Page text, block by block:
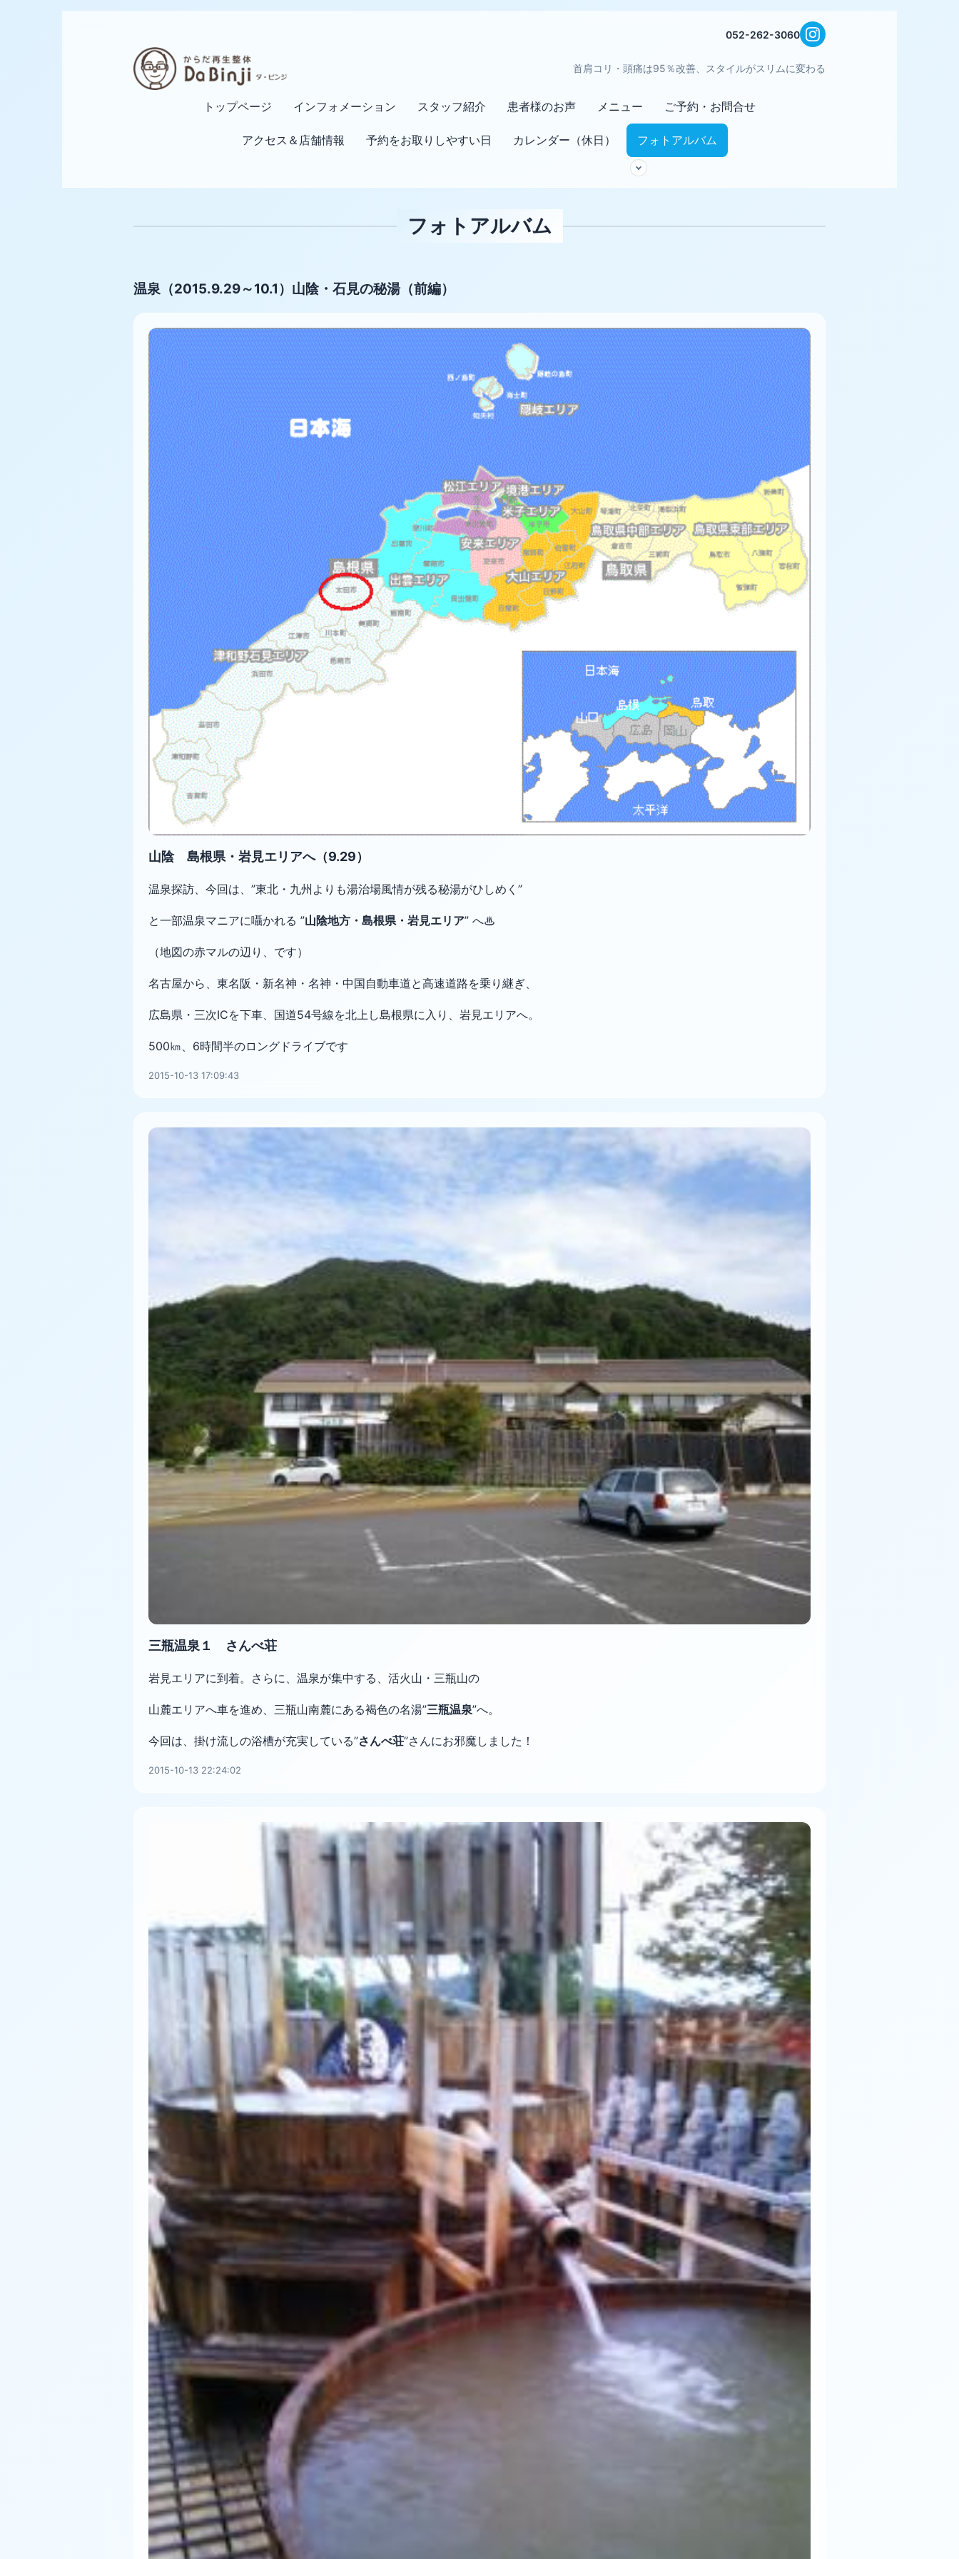
052-262-3060
首肩コリ・頭痛は95％改善、スタイルがスリムに変わる
トップページ インフォメーション スタッフ紹介 患者様のお声 メニュー ご予約・お問合せ
アクセス＆店舗情報 予約をお取りしやすい日 カレンダー（休日） フォトアルバム
フォトアルバム
温泉（2015.9.29～10.1）山陰・石見の秘湯（前編）
山陰 島根県・岩見エリアへ（9.29）
温泉探訪、今回は、”東北・九州よりも湯治場風情が残る秘湯がひしめく”
と一部温泉マニアに囁かれる ”山陰地方・島根県・岩見エリア” へ♨
（地図の赤マルの辺り、です）
名古屋から、東名阪・新名神・名神・中国自動車道と高速道路を乗り継ぎ、
広島県・三次ICを下車、 国道54号線を北上し島根県に入り、岩見エリアへ。
500㎞、6時間半のロングドライブです
2015-10-13 17:09:43
三瓶温泉１ さんべ荘
岩見エリアに到着。さらに、温泉が集中する、活火山・三瓶山の
山麓エリアへ車を進め、三瓶山南麓にある褐色の名湯”三瓶温泉”へ。
今回は、掛け流しの浴槽が充実している”さんべ荘”さんにお邪魔しました！
2015-10-13 22:24:02